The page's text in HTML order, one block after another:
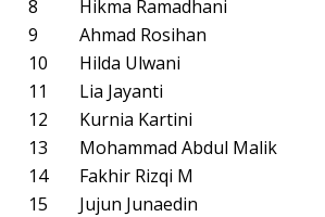
8
Hikma Ramadhani
9
Ahmad Rosihan
10
Hilda Ulwani
11
Lia Jayanti
12
Kurnia Kartini
13
Mohammad Abdul Malik
14
Fakhir Rizqi M
15
Jujun Junaedin